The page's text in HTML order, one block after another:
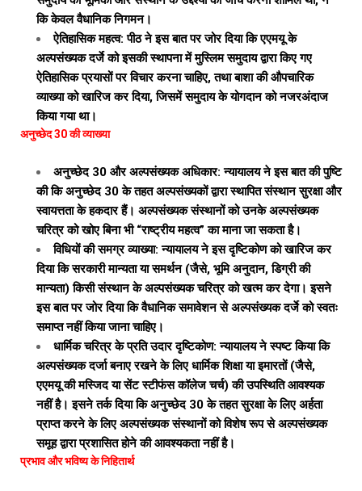
कि केवल वैधानिक निगमन।
ऐतिहासिक महत्व: पीठ ने इस बात पर जोर दिया कि एएमयू के
अल्पसंख्यक दर्जे को इसकी स्थापना में मुस्लिम समुदाय द्वारा किए गए
ऐतिहासिक प्रयासों पर विचार करना चाहिए, तथा बाशा की औपचारिक
व्याख्या को खारिज कर दिया, जिसमें समुदाय के योगदान को नजरअंदाज
किया गया था।
अनुच्छेद 30 की व्याख्या
अनुच्छेद 30 और अल्पसंख्यक अधिकार: न्यायालय ने इस बात की पुष्टि
की कि अनुच्छेद 30 के तहत अल्पसंख्यकों द्वारा स्थापित संस्थान सुरक्षा और
स्वायत्तता के हकदार हैं। अल्पसंख्यक संस्थानों को उनके अल्पसंख्यक
चरित्र को खोए बिना भी “राष्ट्रीय महत्व” का माना जा सकता है।
विधियों की समग्र व्याख्या: न्यायालय ने इस दृष्टिकोण को खारिज कर
दिया कि सरकारी मान्यता या समर्थन (जैसे, भूमि अनुदान, डिग्री की
मान्यता) किसी संस्थान के अल्पसंख्यक चरित्र को खत्म कर देगा। इसने
इस बात पर जोर दिया कि वैधानिक समावेशन से अल्पसंख्यक दर्जे को स्वतः
समाप्त नहीं किया जाना चाहिए।
धार्मिक चरित्र के प्रति उदार दृष्टिकोण: न्यायालय ने स्पष्ट किया कि
अल्पसंख्यक दर्जा बनाए रखने के लिए धार्मिक शिक्षा या इमारतों (जैसे,
एएमयू की मस्जिद या सेंट स्टीफंस कॉलेज चर्च) की उपस्थिति आवश्यक
नहीं है। इसने तर्क दिया कि अनुच्छेद 30 के तहत सुरक्षा के लिए अर्हता
प्राप्त करने के लिए अल्पसंख्यक संस्थानों को विशेष रूप से अल्पसंख्यक
समूह द्वारा प्रशासित होने की आवश्यकता नहीं है।
प्रभाव और भविष्य के निहितार्थ